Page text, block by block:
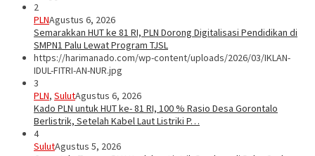
2
PLNAgustus 6, 2026
Semarakkan HUT ke 81 RI, PLN Dorong Digitalisasi Pendidikan di
SMPN1 Palu Lewat Program TJSL
https://harimanado.com/wp-content/uploads/2026/03/IKLAN-
IDUL-FITRI-AN-NUR.jpg
3
PLN, SulutAgustus 6, 2026
Kado PLN untuk HUT ke- 81 RI, 100 % Rasio Desa Gorontalo
Berlistrik, Setelah Kabel Laut Listriki P…
4
SulutAgustus 5, 2026